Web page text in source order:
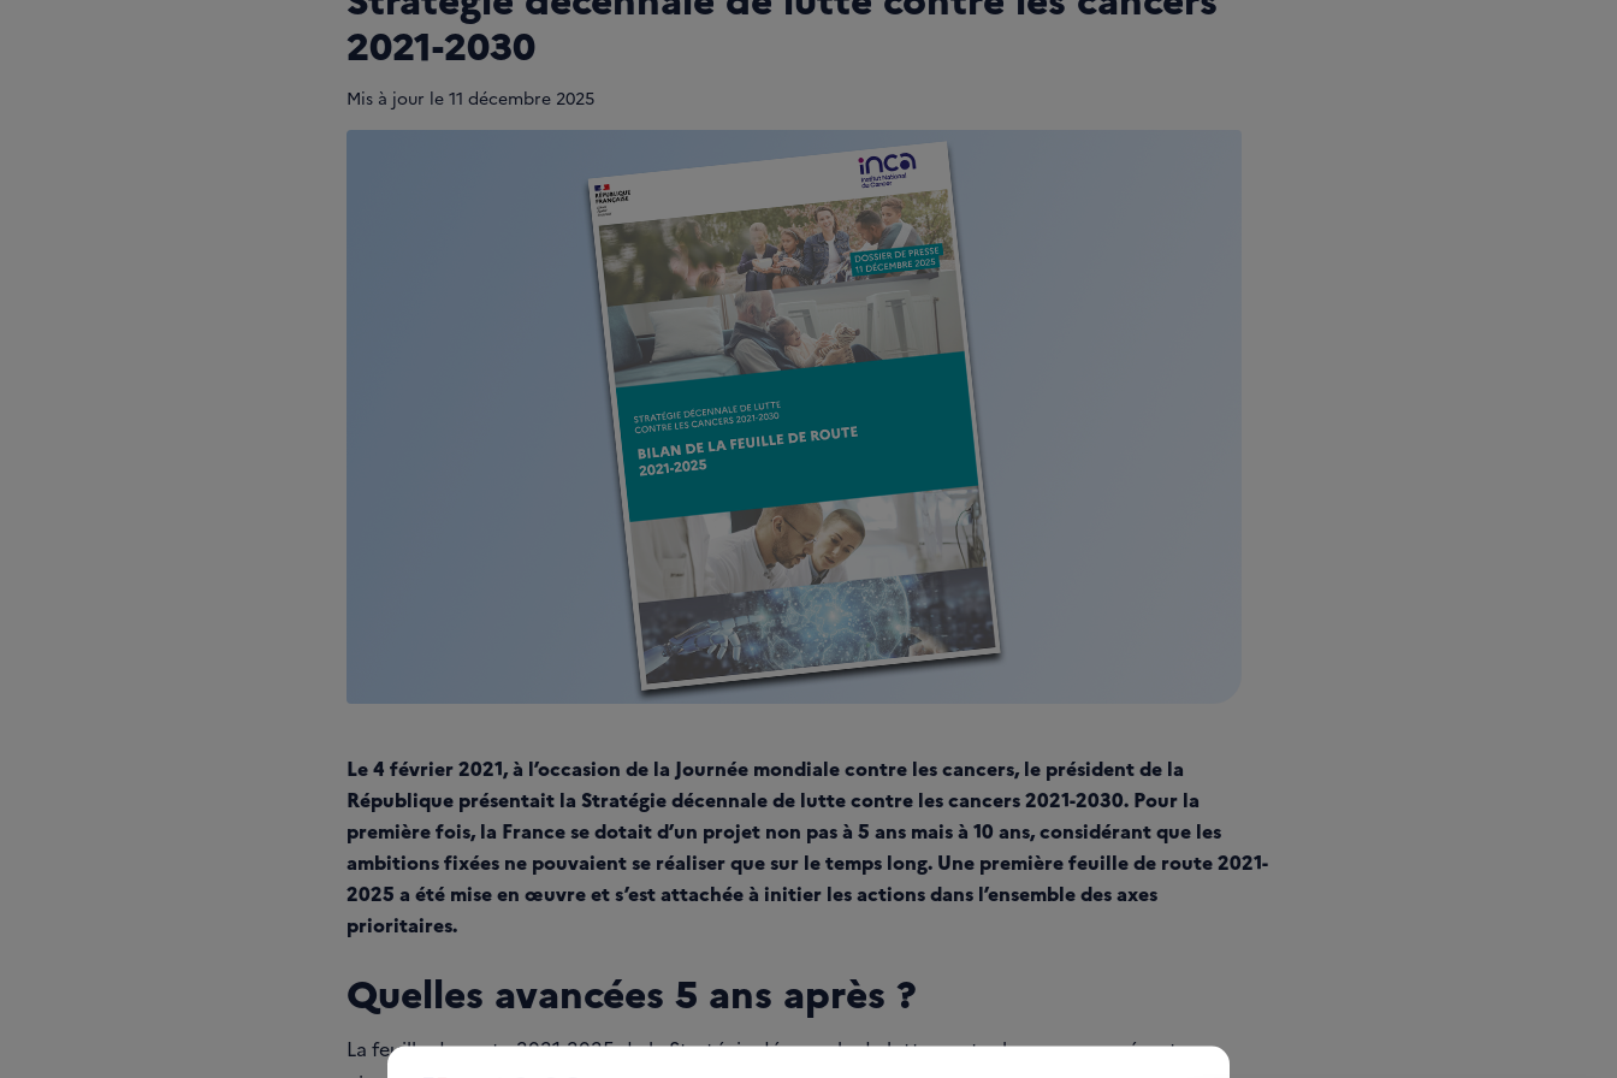
2021-2030
Mis à jour le 11 décembre 2025
Le 4 février 2021, à l’occasion de la Journée mondiale contre les cancers, le président de la
République présentait la Stratégie décennale de lutte contre les cancers 2021-2030. Pour la
première fois, la France se dotait d’un projet non pas à 5 ans mais à 10 ans, considérant que les
ambitions fixées ne pouvaient se réaliser que sur le temps long. Une première feuille de route 2021-
2025 a été mise en œuvre et s’est attachée à initier les actions dans l’ensemble des axes
prioritaires.
Quelles avancées 5 ans après ?
La feuille de route 2021-2025 de laStratégie décennale de lutte contre les cancersprésente un